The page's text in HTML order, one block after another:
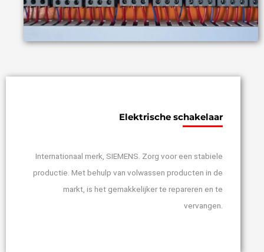
Elektrische schakelaar
Internationaal merk, SIEMENS. Zorg voor een stabiele
productie. Met behulp van volwassen producten in de
markt, is het gemakkelijker te repareren en te
vervangen.